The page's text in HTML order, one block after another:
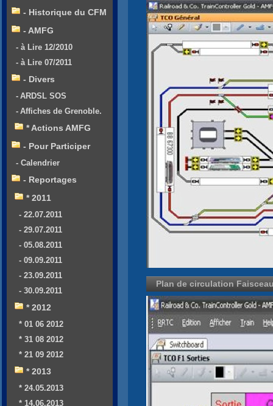
Plan de circulation
- Historique du CFM
- AMFG
- à Lire 12/2010
- à Lire 07/2011
- Divers
- ARDSL SOS
- Affiches de Grenoble.
* Actions AMFG
- Pour Participer
- Calendrier
- Reportages
* 2011
- 22.07.2011
- 29.07.2011
- 05.08.2011
- 09.09.2011
- 23.09.2011
- 30.09.2011
* 2012
* 01 06 2012
* 31 08 2012
* 21 09 2012
* 2013
* 24.05.2013
* 14.06.2013